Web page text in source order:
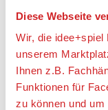
Diese Webseite
Wir, die
unserem
Ihnen z.B.
Funktionen für
zu können und
• Stell die
MOVIE™ als
• Der Jet-Blitz
breit.
• Die Krabbe
breit.